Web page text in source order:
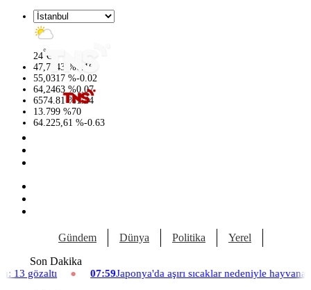
24°C
47,7143 %0.16
55,0317 %-0.02
64,2463 %0.07
6574.81 %1.44
13.799 %70
64.225,61 %-0.63
Gündem Dünya Politika Yerel
Son Dakika
07:59 Japonya'da aşırı sıcaklar nedeniyle hayvanat bahçesinde üç